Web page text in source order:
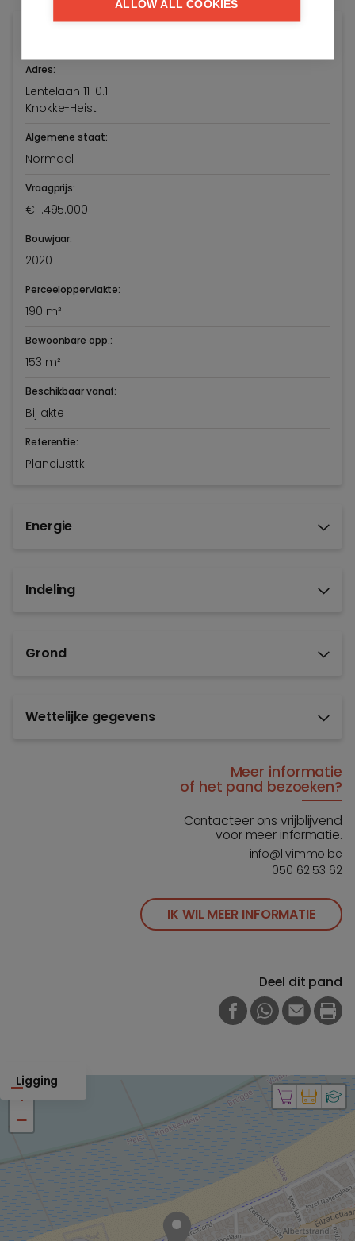
Adres:
Lentelaan 11-0.1
Knokke-Heist
Algemene staat:
Normaal
Vraagprijs:
€ 1.495.000
Bouwjaar:
2020
Perceeloppervlakte:
190 m²
Bewoonbare opp.:
153 m²
Beschikbaar vanaf:
Bij akte
Referentie:
Planciusttk
Energie
Indeling
Grond
Wettelijke gegevens
Meer informatie
of het pand bezoeken?
Contacteer ons vrijblijvend
voor meer informatie.
info@livimmo.be
050 62 53 62
IK WIL MEER INFORMATIE
Deel dit pand
FACEBOOK
WHATSAPP
E-MAIL
Ligging
+
−
ALLOW ALL COOKIES